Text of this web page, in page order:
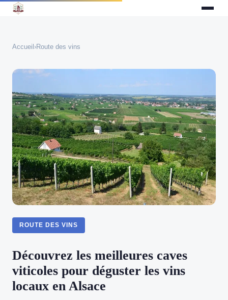
Accueil ›Route des vins
ROUTE DES VINS
Découvrez les meilleures caves
viticoles pour déguster les vins
locaux en Alsace